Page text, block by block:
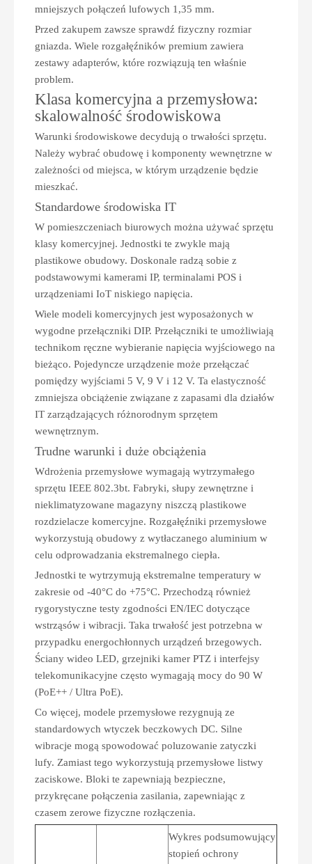
mniejszych połączeń lufowych 1,35 mm.
Przed zakupem zawsze sprawdź fizyczny rozmiar
gniazda. Wiele rozgałęźników premium zawiera
zestawy adapterów, które rozwiązują ten właśnie
problem.
Klasa komercyjna a przemysłowa:
skalowalność środowiskowa
Warunki środowiskowe decydują o trwałości sprzętu.
Należy wybrać obudowę i komponenty wewnętrzne w
zależności od miejsca, w którym urządzenie będzie
mieszkać.
Standardowe środowiska IT
W pomieszczeniach biurowych można używać sprzętu
klasy komercyjnej. Jednostki te zwykle mają
plastikowe obudowy. Doskonale radzą sobie z
podstawowymi kamerami IP, terminalami POS i
urządzeniami IoT niskiego napięcia.
Wiele modeli komercyjnych jest wyposażonych w
wygodne przełączniki DIP. Przełączniki te umożliwiają
technikom ręczne wybieranie napięcia wyjściowego na
bieżąco. Pojedyncze urządzenie może przełączać
pomiędzy wyjściami 5 V, 9 V i 12 V. Ta elastyczność
zmniejsza obciążenie związane z zapasami dla działów
IT zarządzających różnorodnym sprzętem
wewnętrznym.
Trudne warunki i duże obciążenia
Wdrożenia przemysłowe wymagają wytrzymałego
sprzętu IEEE 802.3bt. Fabryki, słupy zewnętrzne i
nieklimatyzowane magazyny niszczą plastikowe
rozdzielacze komercyjne. Rozgałęźniki przemysłowe
wykorzystują obudowy z wytłaczanego aluminium w
celu odprowadzania ekstremalnego ciepła.
Jednostki te wytrzymują ekstremalne temperatury w
zakresie od -40°C do +75°C. Przechodzą również
rygorystyczne testy zgodności EN/IEC dotyczące
wstrząsów i wibracji. Taka trwałość jest potrzebna w
przypadku energochłonnych urządzeń brzegowych.
Ściany wideo LED, grzejniki kamer PTZ i interfejsy
telekomunikacyjne często wymagają mocy do 90 W
(PoE++ / Ultra PoE).
Co więcej, modele przemysłowe rezygnują ze
standardowych wtyczek beczkowych DC. Silne
wibracje mogą spowodować poluzowanie zatyczki
lufy. Zamiast tego wykorzystują przemysłowe listwy
zaciskowe. Bloki te zapewniają bezpieczne,
przykręcane połączenia zasilania, zapewniając z
czasem zerowe fizyczne rozłączenia.
Wykres podsumowujący
stopień ochrony